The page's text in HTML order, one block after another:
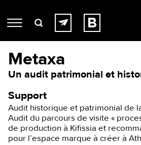
Metaxa
Un audit patrimonial et
Support
Audit historique et patrimonial de
Audit du parcours de visite «
de production à Kifissia et
pour l’espace marque à créer à